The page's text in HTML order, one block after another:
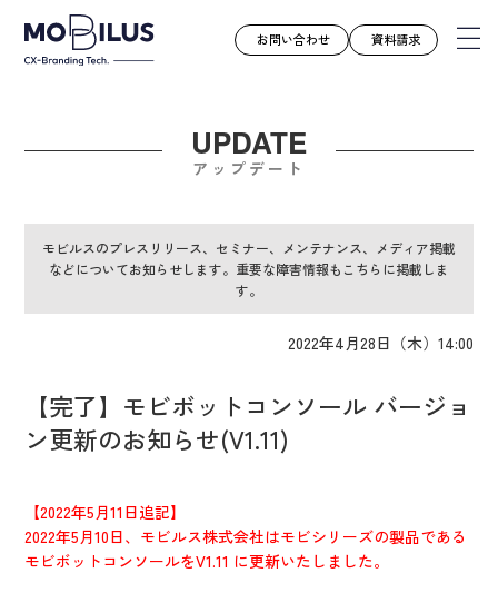
モビルスとは
導入事例
ユースケース
お知らせ
お役立ち資料
会社案内
IR情報
CX向上情報サイト
お問い合わせ 資料請求
UPDATE
アップデート
モビルスのプレスリリース、セミナー、メンテナンス、メディア掲載
などについてお知らせします。重要な障害情報もこちらに掲載しま
す。
2022年4月28日（木）14:00
【完了】モビボットコンソール バージョ
ン更新のお知らせ(V1.11)
【2022年5月11日追記】
2022年5月10日、モビルス株式会社はモビシリーズの製品である
モビボットコンソールをV1.11 に更新いたしました。